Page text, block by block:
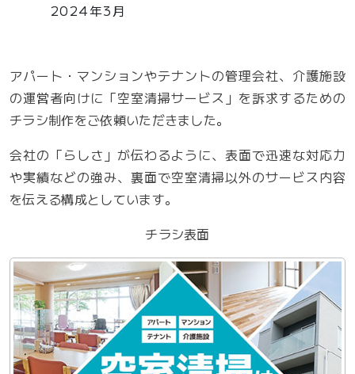
2024年3月
アパート・マンションやテナントの管理会社、介護施設
の運営者向けに「空室清掃サービス」を訴求するための
チラシ制作をご依頼いただきました。
会社の「らしさ」が伝わるように、表面で迅速な対応力
や実績などの強み、裏面で空室清掃以外のサービス内容
を伝える構成としています。
チラシ表面